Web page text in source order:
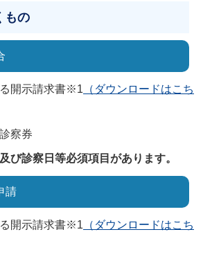
もの
開示請求書※1 （ダウンロードはこち
察券
び診察日等必須項目があります。
請
開示請求書※1 （ダウンロードはこち